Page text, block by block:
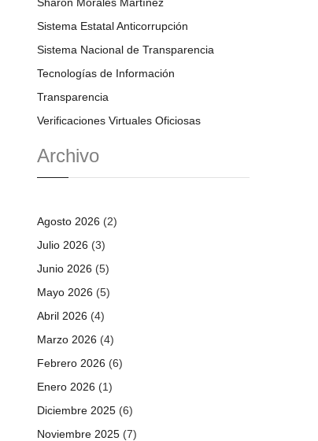
Sistema Estatal Anticorrupción
Sistema Nacional de Transparencia
Tecnologías de Información
Transparencia
Verificaciones Virtuales Oficiosas
Archivo
Agosto 2026 (2)
Julio 2026 (3)
Junio 2026 (5)
Mayo 2026 (5)
Abril 2026 (4)
Marzo 2026 (4)
Febrero 2026 (6)
Enero 2026 (1)
Diciembre 2025 (6)
Noviembre 2025 (7)